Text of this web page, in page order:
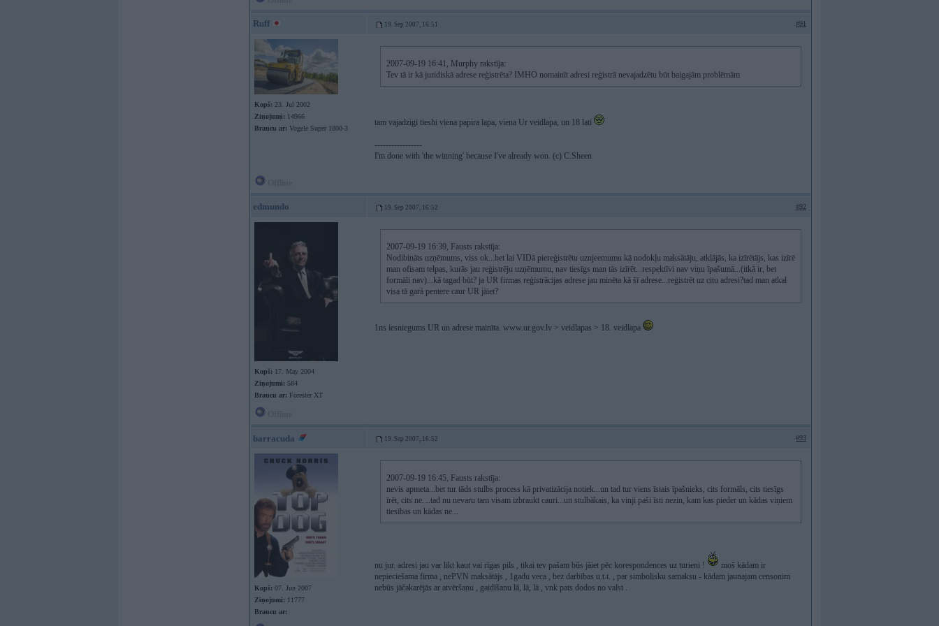
Ruff 19. Sep 2007, 16:51 #91
Kopš: 23. Jul 2002
Ziņojumi: 14966
Braucu ar: Vogele Super 1800-3
2007-09-19 16:41, Murphy rakstīja:
Tev tā ir kā juridiskā adrese reģistrēta? IMHO nomainīt adresi reģistrā nevajadzētu būt baigajām problēmām
tam vajadzigi tieshi viena papira lapa, viena Ur veidlapa, un 18 lati
-----------------
I'm done with 'the winning' because I've already won. (c) C.Sheen
edmundo 19. Sep 2007, 16:52 #92
Kopš: 17. May 2004
Ziņojumi: 584
Braucu ar: Forester XT
2007-09-19 16:39, Fausts rakstīja:
Nodibināts uzņēmums, viss ok...bet lai VIDā piereģistrētu uznjeemumu kā nodokļu maksātāju, atklājās, ka izīrētājs, kas izīrē
man ofisam telpas, kurās jau reģistrēju uzņēmumu, nav tiesīgs man tās izīrēt...respektīvi nav viņu īpašumā...(itkā ir, bet
formāli nav)...kā tagad būt? ja UR firmas reģistrācijas adrese jau minēta kā šī adrese...reģistrēt uz citu adresi?tad man atkal
visa tā garā pentere caur UR jāiet?
1ns iesniegums UR un adrese mainīta. www.ur.gov.lv > veidlapas > 18. veidlapa
barracuda 19. Sep 2007, 16:52 #93
Kopš: 07. Jun 2007
Ziņojumi: 11777
Braucu ar:
2007-09-19 16:45, Fausts rakstīja:
nevis apmeta...bet tur tāds stulbs process kā privatizācija notiek...un tad tur viens īstais īpašnieks, cits formāls, cits tiesīgs
īrēt, cits ne....tad nu nevaru tam visam izbraukt cauri...un stulbākais, ka vinji paši īsti nezin, kam kas pieder un kādas viņiem
tiesības un kādas ne...
nu jur. adresi jau var likt kaut vai rīgas pils , tikai tev pašam būs jāiet pēc korespondences uz turieni !
moš kādam ir
nepieciešama firma , nePVN maksātājs , 1gadu veca , bez darbības u.t.t. , par simbolisku samaksu - kādam jaunajam censonim
nebūs jāčakarējās ar atvēršanu , gaidīšanu lā, lā, lā , vnk pats dodos no valst .